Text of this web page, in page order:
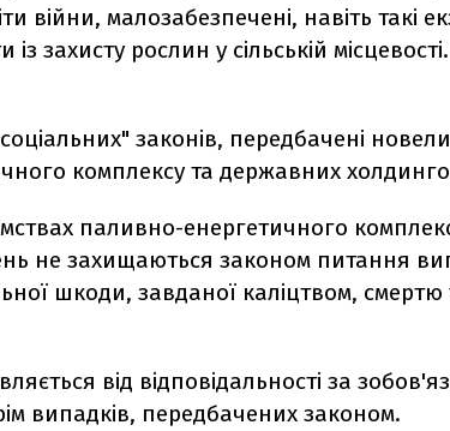
війни, малозабезпечені, навіть такі
із захисту рослин у сільській
законів, передбачені
комплексу та державних
паливно-енергетичного
не захищаються законом питання
шкоди, завданої каліцтвом, смертю
від відповідальності за
випадків, передбачених законом.